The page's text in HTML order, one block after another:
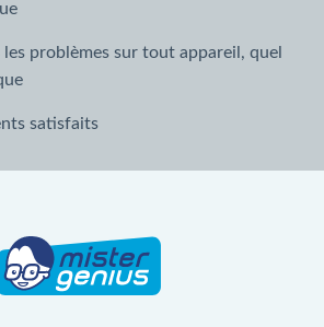
les problèmes sur tout appareil, quel
satisfaits